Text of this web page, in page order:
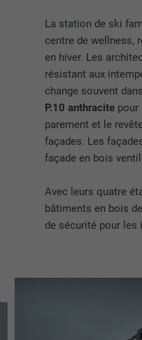
La station de ski
centre de wellness,
en hiver. Les
résistant aux
change souvent
P.10 anthracite pour
parement et le
façades. Les
façade en bois
Avec leurs quatre
bâtiments en bois
de sécurité pour les